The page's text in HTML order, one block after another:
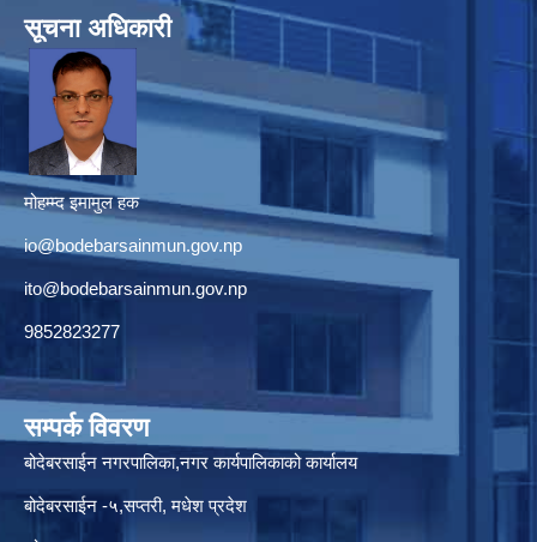
सूचना अधिकारी
मोहम्म्द इमामुल हक
io@bodebarsainmun.gov.np
ito@bodebarsainmun.gov.np
9852823277
सम्पर्क विवरण
बोदेबरसाईन नगरपालिका,नगर कार्यपालिकाको कार्यालय
बोदेबरसाईन -५,सप्तरी, मधेश प्रदेश